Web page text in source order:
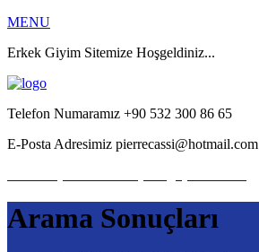
MENU
Erkek Giyim Sitemize Hoşgeldiniz...
Telefon Numaramız +90 532 300 86 65
E-Posta Adresimiz pierrecassi@hotmail.com
Arama Sonuçları